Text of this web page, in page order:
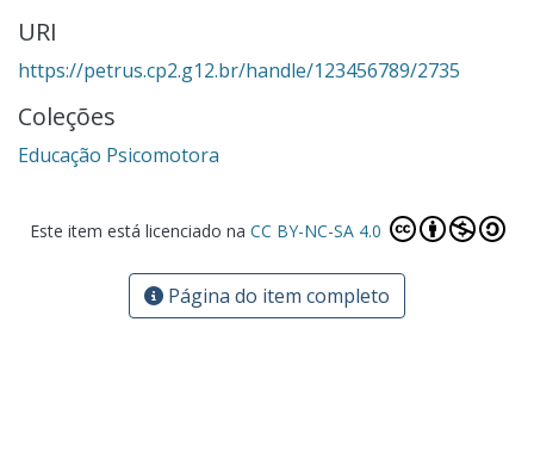
URI
https://petrus.cp2.g12.br/handle/123456789/2735
Coleções
Educação Psicomotora
Este item está licenciado na CC BY-NC-SA 4.0
Página do item completo